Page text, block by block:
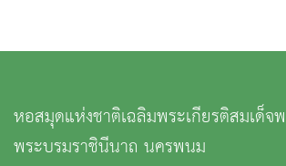
หอสมุดแห่งชาติเฉลิมพระเกียรติสมเด็จ
พระบรมราชินีนาถ นครพนม